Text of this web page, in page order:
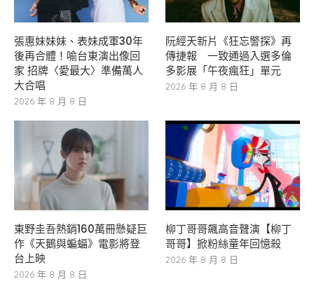
張惠妹妹妹、表妹成軍30年
後再合體！喻台東演出像回
家 招牌〈愛最大〉準備萬人
大合唱
2026 年 8 月 8 日
阮經天新片《狂忘警探》再
傳捷報 一致通過入選多倫
多影展「午夜瘋狂」單元
2026 年 8 月 8 日
東野圭吾熱銷160萬冊懸疑巨
作《天鵝與蝙蝠》電影將登
台上映
2026 年 8 月 8 日
柳丁哥哥飆高音聲演【柳丁
哥哥】掀粉絲童年回憶殺
2026 年 8 月 8 日